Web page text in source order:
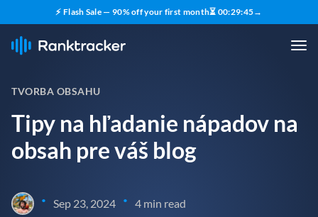
⚡ Flash Sale — 90% off your first month⏳ 00:29:44→
TVORBA OBSAHU
Tipy na hľadanie nápadov na
obsah pre váš blog
• Sep 23, 2024 • 4 min read